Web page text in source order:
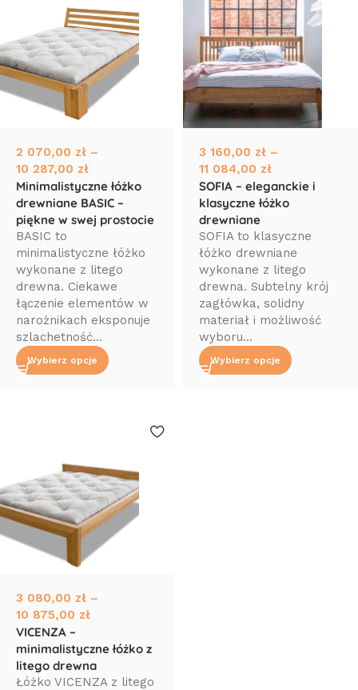
2 070,00 zł –
10 287,00 zł
Minimalistyczne łóżko
drewniane BASIC –
piękne w swej prostocie
BASIC to
minimalistyczne łóżko
wykonane z litego
drewna. Ciekawe
łączenie elementów w
narożnikach eksponuje
szlachetność...
Wybierz opcje
3 160,00 zł –
11 084,00 zł
SOFIA – eleganckie i
klasyczne łóżko
drewniane
SOFIA to klasyczne
łóżko drewniane
wykonane z litego
drewna. Subtelny krój
zagłówka, solidny
materiał i możliwość
wyboru...
Wybierz opcje
3 080,00 zł –
10 875,00 zł
VICENZA –
minimalistyczne łóżko z
litego drewna
Łóżko VICENZA z litego